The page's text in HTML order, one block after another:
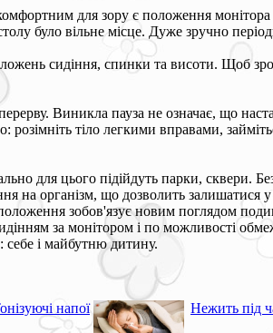
для зору є положення
було вільне місце. Дуже зручно
сидіння, спинки та висоти. Щоб
Виникла пауза не означає, що
тіло легкими вправами,
для цього підійдуть парки, сквери.
на організм, що дозволить залишатися
зобов'язує новим поглядом
за монітором і по можливості
себе і майбутню дитину.
напої Нежить під